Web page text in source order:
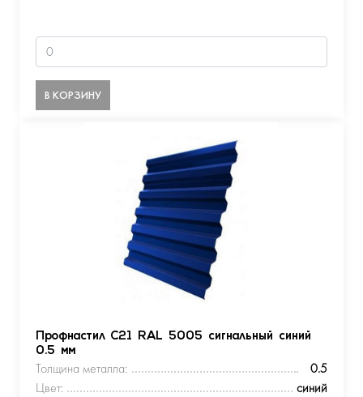
В КОРЗИНУ
Профнастил С21 RAL 5005 сигнальный синий
0.5 мм
Толщина металла:
0.5
Цвет:
синий